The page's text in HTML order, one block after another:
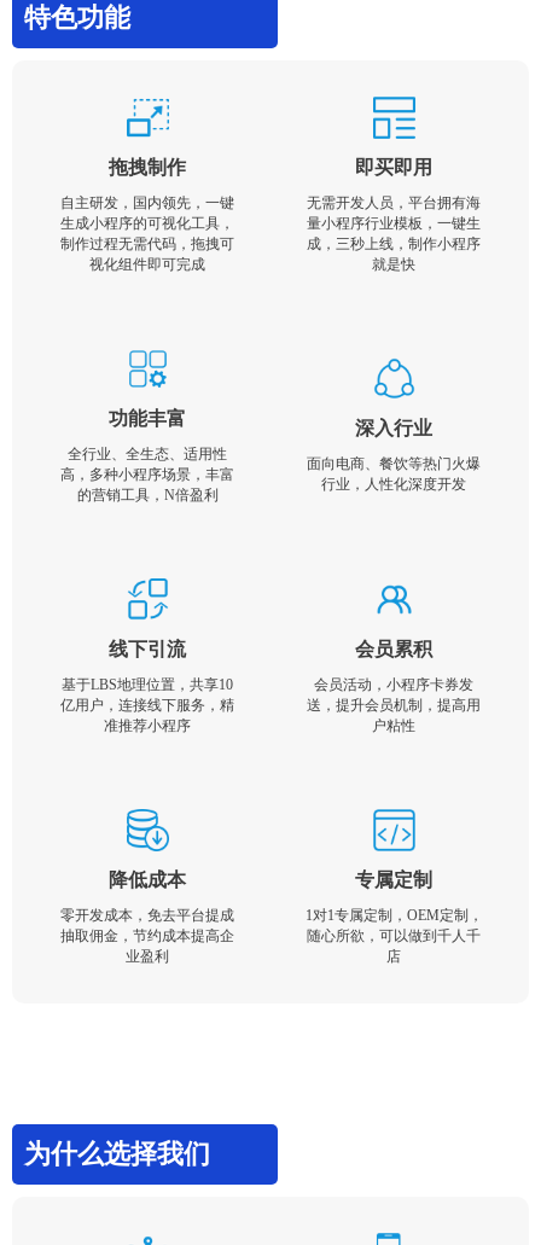
特色功能
拖拽制作
自主研发，国内领先，一键
生成小程序的可视化工具，
制作过程无需代码，拖拽可
视化组件即可完成
即买即用
无需开发人员，平台拥有海
量小程序行业模板，一键生
成，三秒上线，制作小程序
就是快
功能丰富
全行业、全生态、适用性
高，多种小程序场景，丰富
的营销工具，N倍盈利
深入行业
面向电商、餐饮等热门火爆
行业，人性化深度开发
线下引流
基于LBS地理位置，共享10
亿用户，连接线下服务，精
准推荐小程序
会员累积
会员活动，小程序卡券发
送，提升会员机制，提高用
户粘性
降低成本
零开发成本，免去平台提成
抽取佣金，节约成本提高企
业盈利
专属定制
1对1专属定制，OEM定制，
随心所欲，可以做到千人千
店
为什么选择我们